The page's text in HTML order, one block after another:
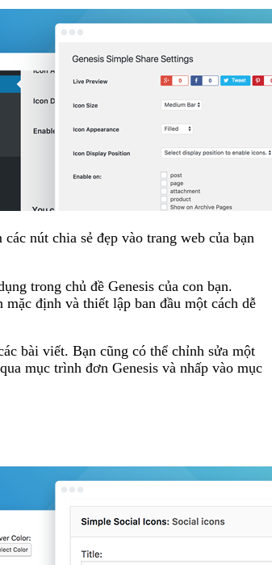
nút chia sẻ đẹp vào trang web của bạn
trong chủ đề Genesis của con bạn.
định và thiết lập ban đầu một cách dễ
bài viết. Bạn cũng có thể chỉnh sửa một
mục trình đơn Genesis và nhấp vào mục